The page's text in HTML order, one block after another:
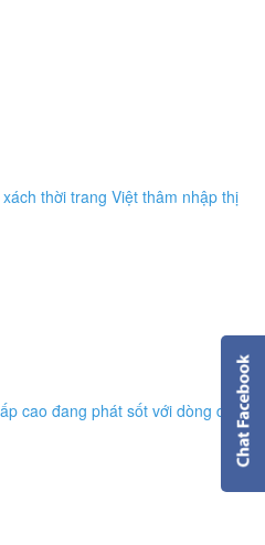
thời trang Việt thâm nhập thị
cao đang phát sốt với dòng da